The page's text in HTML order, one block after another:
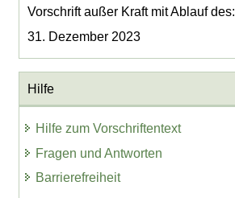
Vorschrift außer Kraft mit Ablauf des:
31. Dezember 2023
Hilfe
Hilfe zum Vorschriftentext
Fragen und Antworten
Barrierefreiheit